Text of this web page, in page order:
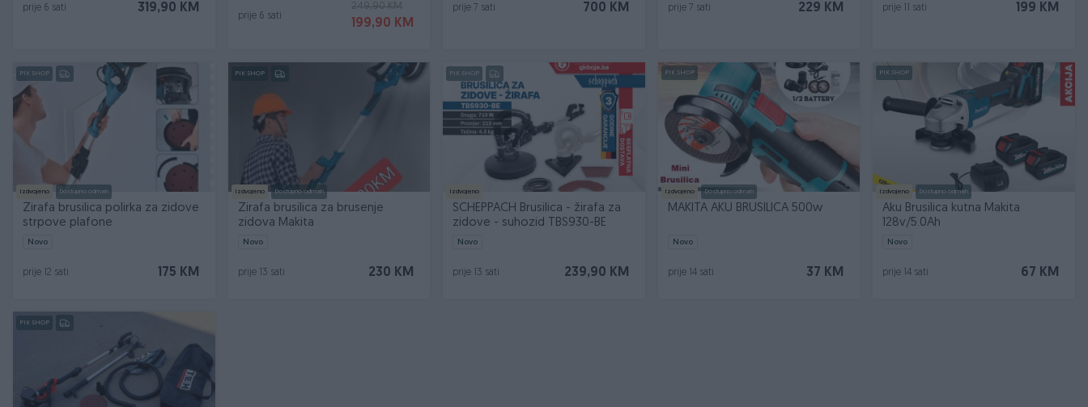
319,90 KM
prije 6 sati 249,90 KM
199,90 KM
prije 6 sati
700 KM
prije 7 sati 229 KM
prije 7 sati 199 KM
prije 11 sati
PIK SHOP
Izdvojeno Dostupno odmah
Zirafa brusilica polirka za zidove
strpove plafone
Novo
175 KM
prije 12 sati
PIK SHOP
Izdvojeno Dostupno odmah
Zirafa brusilica za brusenje
zidova Makita
Novo
230 KM
prije 13 sati
PIK SHOP
Izdvojeno
SCHEPPACH Brusilica - žirafa za
zidove - suhozid TBS930-BE
Novo
239,90 KM
prije 13 sati
PIK SHOP
Izdvojeno Dostupno odmah
MAKITA AKU BRUSILICA 500w
Novo
37 KM
prije 14 sati
PIK SHOP
Izdvojeno Dostupno odmah
Aku Brusilica kutna Makita
128v/5.0Ah
Novo
67 KM
prije 14 sati
PIK SHOP